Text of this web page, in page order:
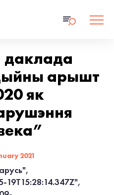
даклада
арышт
як
2021